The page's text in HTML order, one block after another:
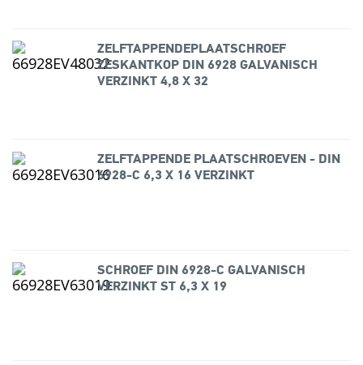
ZELFTAPPENDEPLAATSCHROEF
ZESKANTKOP DIN 6928 GALVANISCH
VERZINKT 4,8 X 32
ZELFTAPPENDE PLAATSCHROEVEN - DIN
6928-C 6,3 X 16 VERZINKT
SCHROEF DIN 6928-C GALVANISCH
VERZINKT ST 6,3 X 19